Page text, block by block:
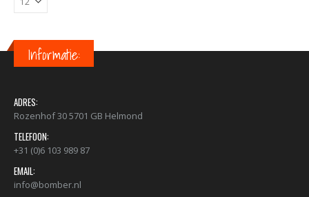
Informatie:
ADRES:
Rozenhof 30 5701 GB Helmond
TELEFOON:
+31 (0)6 103 989 87
EMAIL:
info@bomber.nl